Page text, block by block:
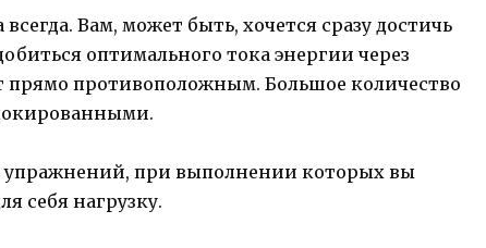
Вам, может быть, хочется сразу до­стичь
оптималь­ного тока энергии через
прямо противоположным. Большое количество
упражнений, при выполне­нии которых вы
себя нагрузку.